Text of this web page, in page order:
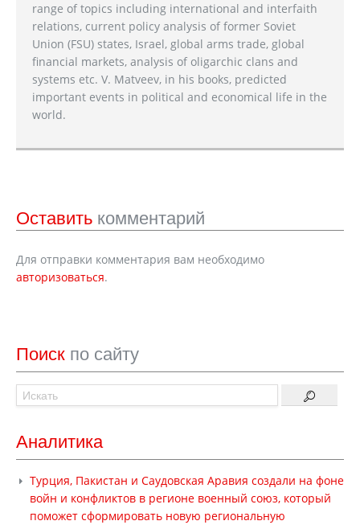
range of topics including international and interfaith
relations, current policy analysis of former Soviet
Union (FSU) states, Israel, global arms trade, global
financial markets, analysis of oligarchic clans and
systems etc. V. Matveev, in his books, predicted
important events in political and economical life in the
world.
Оставить комментарий
Для отправки комментария вам необходимо
авторизоваться.
Поиск по сайту
Аналитика
Турция, Пакистан и Саудовская Аравия создали на фоне
войн и конфликтов в регионе военный союз, который
поможет сформировать новую региональную